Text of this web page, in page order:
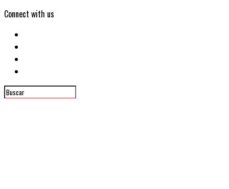
Connect with us